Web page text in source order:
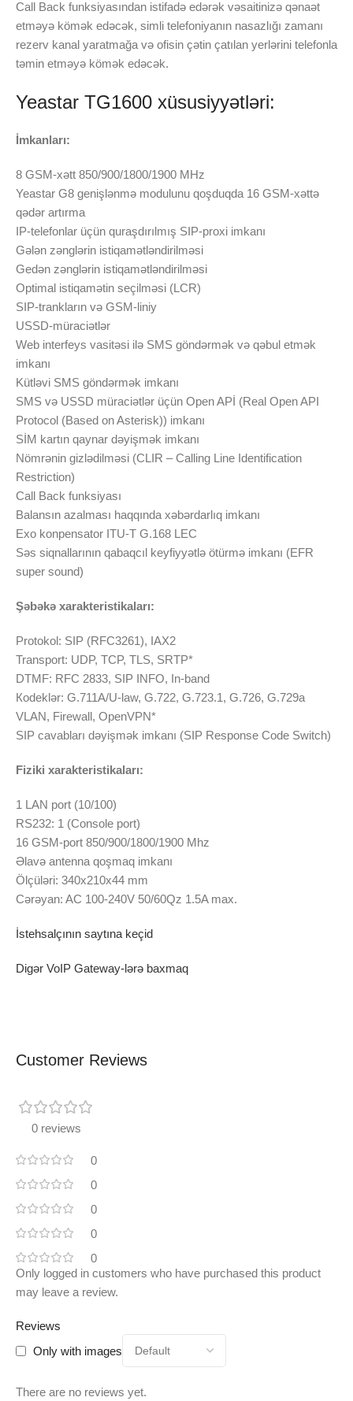
Call Back funksiyasından istifadə edərək vəsaitinizə qənaət
etməyə kömək edəcək, simli telefoniyanın nasazlığı zamanı
rezerv kanal yaratmağa və ofisin çətin çatılan yerlərini telefonla
təmin etməyə kömək edəcək.
Yeastar TG1600 xüsusiyyətləri:
İmkanları:
8 GSM-xətt 850/900/1800/1900 MHz
Yeastar G8 genişlənmə modulunu qoşduqda 16 GSM-xəttə
qədər artırma
IP-telefonlar üçün quraşdırılmış SIP-proxi imkanı
Gələn zənglərin istiqamətləndirilməsi
Gedən zənglərin istiqamətləndirilməsi
Optimal istiqamətin seçilməsi (LCR)
SIP-trankların və GSM-liniy
USSD-müraciətlər
Web interfeys vasitəsi ilə SMS göndərmək və qəbul etmək
imkanı
Kütləvi SMS göndərmək imkanı
SMS və USSD müraciətlər üçün Open APİ (Real Open API
Protocol (Based on Asterisk)) imkanı
SİM kartın qaynar dəyişmək imkanı
Nömrənin gizlədilməsi (CLIR – Calling Line Identification
Restriction)
Call Back funksiyası
Balansın azalması haqqında xəbərdarlıq imkanı
Exo konpensator ITU-T G.168 LEC
Səs siqnallarının qabaqcıl keyfiyyətlə ötürmə imkanı (EFR
super sound)
Şəbəkə xarakteristikaları:
Protokol: SIP (RFC3261), IAX2
Transport: UDP, TCP, TLS, SRTP*
DTMF: RFC 2833, SIP INFO, In-band
Кodeklər: G.711A/U-law, G.722, G.723.1, G.726, G.729a
VLAN, Firewall, OpenVPN*
SIP cavabları dəyişmək imkanı (SIP Response Code Switch)
Fiziki xarakteristikaları:
1 LAN port (10/100)
RS232: 1 (Console port)
16 GSM-port 850/900/1800/1900 Mhz
Əlavə antenna qoşmaq imkanı
Ölçüləri: 340x210x44 mm
Cərəyan: AC 100-240V 50/60Qz 1.5A max.
İstehsalçının saytına keçid
Digər VoIP Gateway-lərə baxmaq
Customer Reviews
0 reviews
0
0
0
0
0
Reviews
Only with images
There are no reviews yet.
Only logged in customers who have purchased this product
may leave a review.